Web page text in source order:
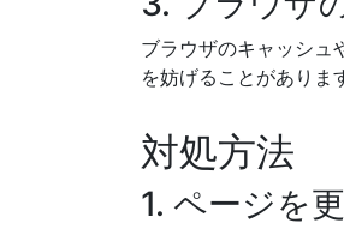
ブラウザのキャッシュ
を妨げることがありま
対処方法
1. ページを